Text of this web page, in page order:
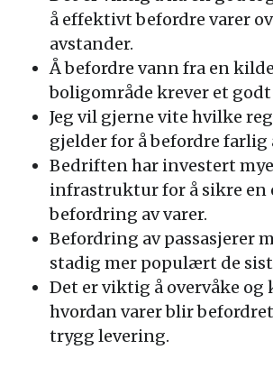
å effektivt befordre varer
avstander.
Å befordre vann fra en
boligområde krever et
Jeg vil gjerne vite hvilke
gjelder for å befordre farlig
Bedriften har investert
infrastruktur for å sikre en
befordring av varer.
Befordring av passasjerer
stadig mer populært de
Det er viktig å overvåke
hvordan varer blir
trygg levering.